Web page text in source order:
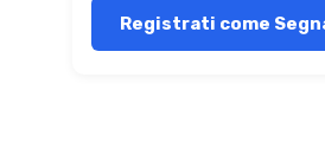
Registrati come